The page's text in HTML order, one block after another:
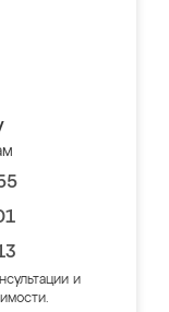
и